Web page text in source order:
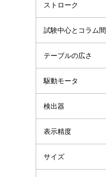
ストローク
試験中心とコラム間
テーブルの広さ
駆動モータ
検出器
表示精度
サイズ